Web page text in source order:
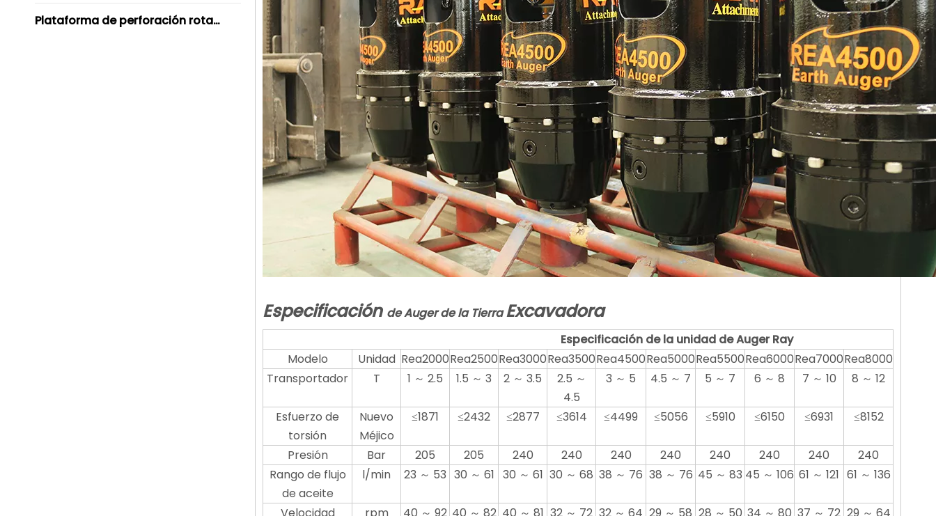
Plataforma de perforación rotativa
Especificación de Auger de la TierraExcavadora
Especificación de la unidad de Auger Ray
Modelo
Unidad Rea2000Rea2500Rea3000Rea3500Rea4500Rea5000Rea5500Rea6000Rea7000Rea8000
Transportador
T 1 ～ 2.5 1.5 ～ 3 2 ～ 3.5
2.5 ～
4.5
3 ～ 5 4.5 ～ 7 5 ～ 7 6 ～ 8 7 ～ 10 8 ～ 12
Esfuerzo de
torsión
Nuevo
Méjico
≤1871 ≤2432 ≤2877 ≤3614 ≤4499 ≤5056 ≤5910 ≤6150 ≤6931 ≤8152
Presión Bar 205 205 240 240 240 240 240 240 240
240
Rango de flujo
de aceite
l/min 23 ～ 53 30 ～ 61 30 ～ 61 30 ～ 68 38 ～ 76 38 ～ 76 45 ～ 83 45 ～ 106 61 ～ 121 61 ～ 136